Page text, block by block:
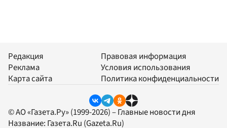
Редакция
Реклама
Карта сайта
Правовая информация
Условия использования
Политика конфиденциальности
© АО «Газета.Ру» (1999-2026) – Главные новости дня
Название: Газета.Ru (Gazeta.Ru)